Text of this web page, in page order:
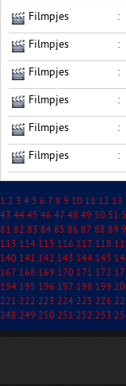
Filmpjes :
Filmpjes :
Filmpjes :
Filmpjes :
Filmpjes :
Filmpjes :
1 2 3 4 5 6 7 8 9 10 11 12 13
43 44 45 46 47 48 49 50 51
81 82 83 84 85 86 87 88 89
113 114 115 116 117 118
140 141 142 143 144 145
167 168 169 170 171 172
194 195 196 197 198 199
221 222 223 224 225 226
248 249 250 251 252 253